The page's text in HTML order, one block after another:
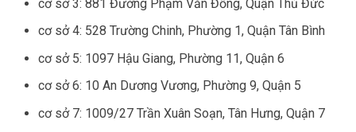
cơ sở 3: 881 Đường Phạm Văn Đồng, Quận Thủ Đức
cơ sở 4: 528 Trường Chinh, Phường 1, Quận Tân Bình
cơ sở 5: 1097 Hậu Giang, Phường 11, Quận 6
cơ sở 6: 10 An Dương Vương, Phường 9, Quận 5
cơ sở 7: 1009/27 Trần Xuân Soạn, Tân Hưng, Quận 7